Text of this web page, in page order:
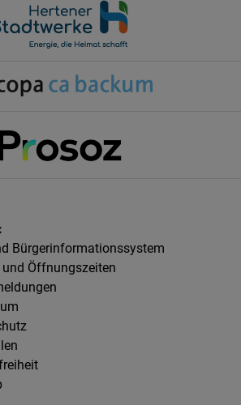
Bürgerinformationssystem
Öffnungszeiten